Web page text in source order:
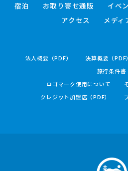
宿泊
お取り寄せ通販 イベ
アクセス
メディ
法人概要（PDF） 決算概要（PDF）
旅行条件書
ロゴマーク使用について
クレジット加盟店（PDF）